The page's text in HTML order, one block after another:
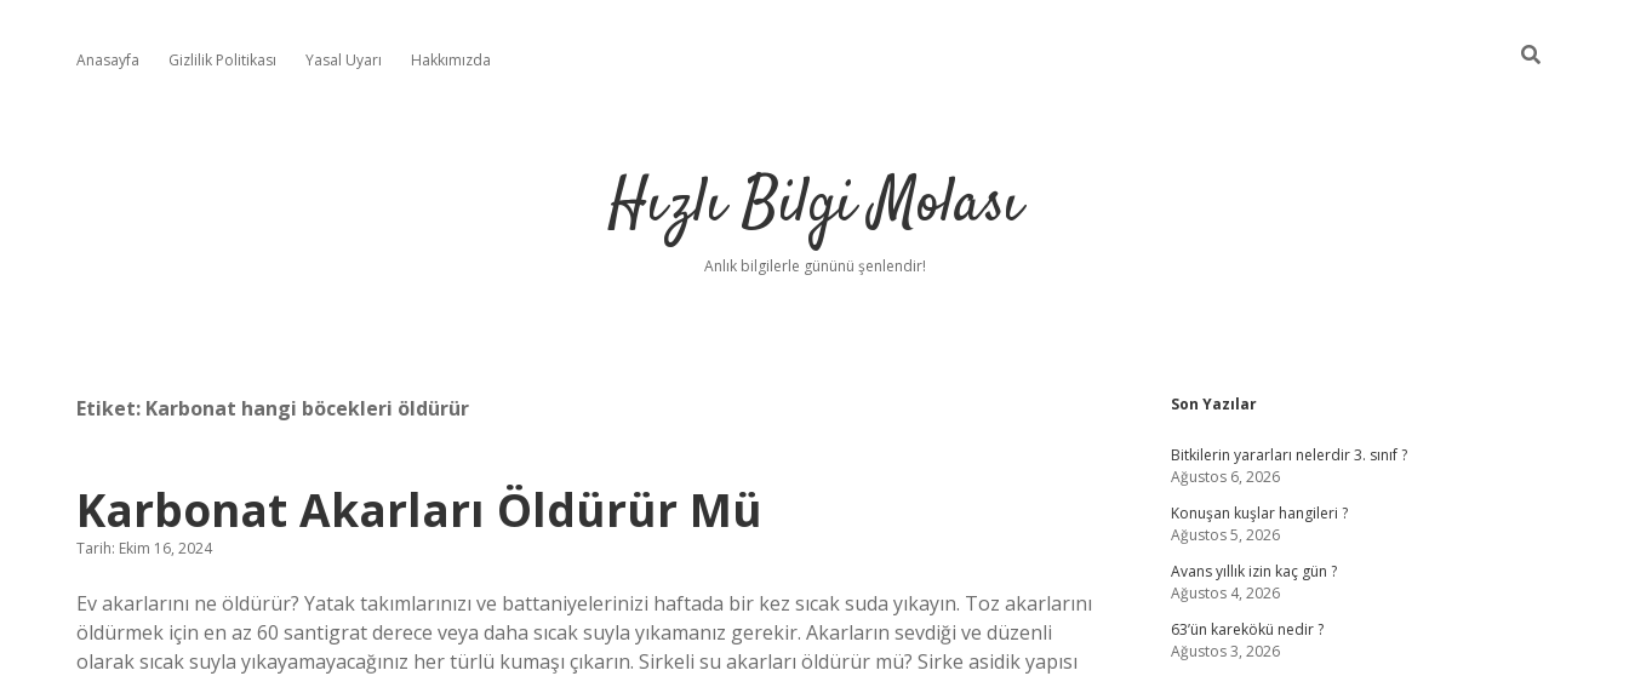
Anasayfa Gizlilik Politikası Yasal Uyarı Hakkımızda
Hızlı Bilgi Molası
Anlık bilgilerle gününü şenlendir!
Etiket: Karbonat hangi böcekleri öldürür
Karbonat Akarları Öldürür Mü
Tarih: Ekim 16, 2024
Ev akarlarını ne öldürür? Yatak takımlarınızı ve battaniyelerinizi haftada bir kez sıcak suda yıkayın. Toz akarlarını
öldürmek için en az 60 santigrat derece veya daha sıcak suyla yıkamanız gerekir. Akarların sevdiği ve düzenli
olarak sıcak suyla yıkayamayacağınız her türlü kumaşı çıkarın. Sirkeli su akarları öldürür mü? Sirke asidik yapısı
Sidebar
Son Yazılar
Bitkilerin yararları nelerdir 3. sınıf ?
Ağustos 6, 2026
Konuşan kuşlar hangileri ?
Ağustos 5, 2026
Avans yıllık izin kaç gün ?
Ağustos 4, 2026
63’ün karekökü nedir ?
Ağustos 3, 2026